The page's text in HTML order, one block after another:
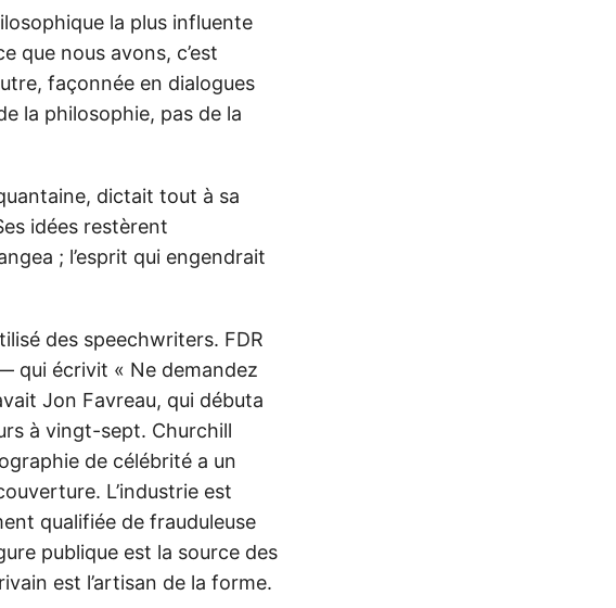
la plus influente
que nous avons, c’est
façonnée en dialogues
la philosophie, pas de la
dictait tout à sa
idées restèrent
; l’esprit qui engendrait
des speechwriters. FDR
qui écrivit « Ne demandez
Jon Favreau, qui débuta
à vingt-sept. Churchill
de célébrité a un
L’industrie est
qualifiée de frauduleuse
publique est la source des
est l’artisan de la forme.